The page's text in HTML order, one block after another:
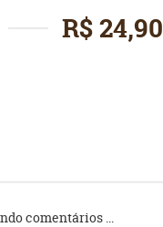
R$ 24,90
comentários ...